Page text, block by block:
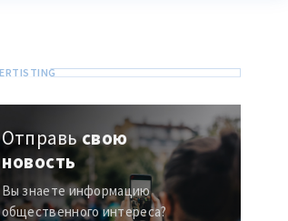
Отправьсвою
новость
Вы знаете информацию
общественного интереса?